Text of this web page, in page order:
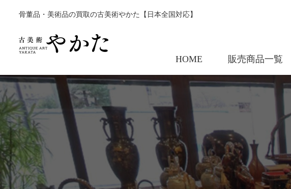
骨董品・美術品の買取の古美術やかた【日本全国対応】
HOME 販売商品一覧